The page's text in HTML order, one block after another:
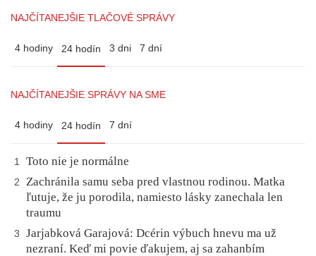
NAJČÍTANEJŠIE TLAČOVÉ SPRÁVY
4 hodiny 24 hodín 3 dni 7 dní
NAJČÍTANEJŠIE SPRÁVY NA SME
4 hodiny 24 hodín 7 dní
1 Toto nie je normálne
2
Zachránila samu seba pred vlastnou rodinou. Matka
ľutuje, že ju porodila, namiesto lásky zanechala len
traumu
3
Jarjabková Garajová: Dcérin výbuch hnevu ma už
nezraní. Keď mi povie ďakujem, aj sa zahanbím